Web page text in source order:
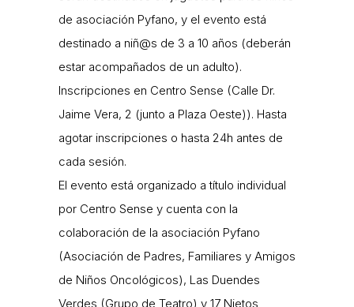
de asociación Pyfano, y el evento está
destinado a niñ@s de 3 a 10 años (deberán
estar acompañados de un adulto).
Inscripciones en Centro Sense (Calle Dr.
Jaime Vera, 2 (junto a Plaza Oeste)). Hasta
agotar inscripciones o hasta 24h antes de
cada sesión.
El evento está organizado a título individual
por Centro Sense y cuenta con la
colaboración de la asociación Pyfano
(Asociación de Padres, Familiares y Amigos
de Niños Oncológicos), Las Duendes
Verdes (Grupo de Teatro) y 17 Nietos